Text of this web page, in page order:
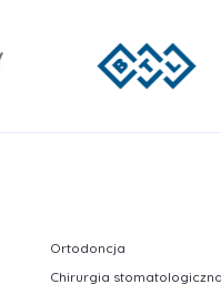
Ortodoncja
Chirurgia stomatologiczna